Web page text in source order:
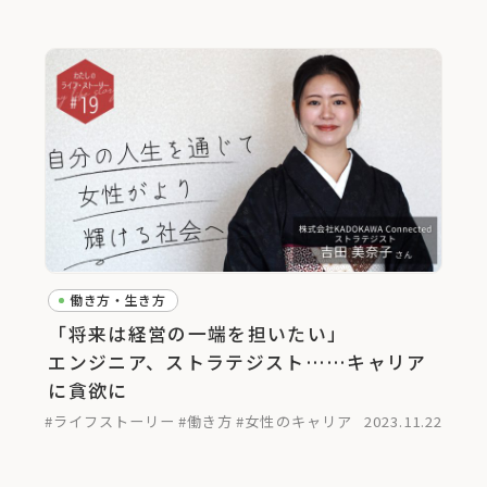
働き方・生き方
「将来は経営の一端を担いたい」
エンジニア、ストラテジスト……キャリア
に貪欲に
#ライフストーリー #働き方 #女性のキャリア 2023.11.22